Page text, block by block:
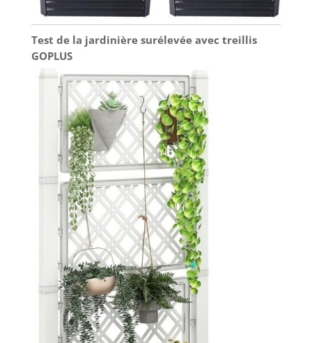
Test de la jardinière surélevée avec treillis
GOPLUS